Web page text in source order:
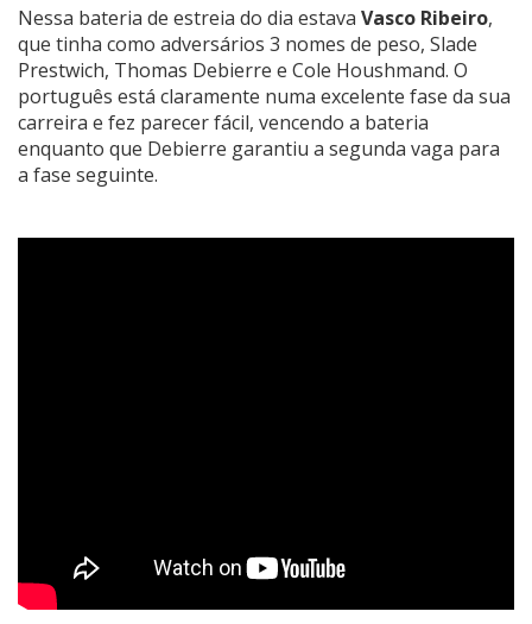
Nessa bateria de estreia do dia estava Vasco Ribeiro,
que tinha como adversários 3 nomes de peso, Slade
Prestwich, Thomas Debierre e Cole Houshmand. O
português está claramente numa excelente fase da sua
carreira e fez parecer fácil, vencendo a bateria
enquanto que Debierre garantiu a segunda vaga para
a fase seguinte.